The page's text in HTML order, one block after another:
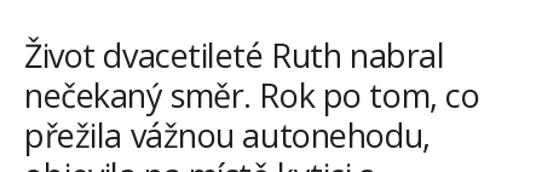
Život dvacetileté Ruth nabral
nečekaný směr. Rok po tom, co
přežila vážnou autonehodu,